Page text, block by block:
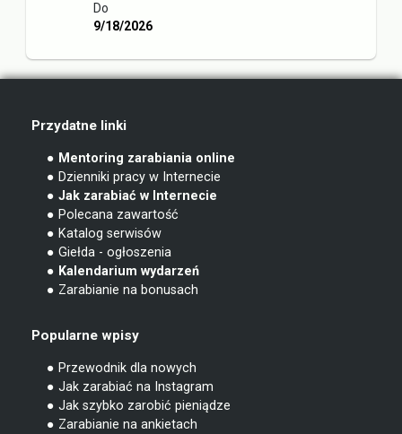
Do
9/18/2026
Przydatne linki
● Mentoring zarabiania online
● Dzienniki pracy w Internecie
● Jak zarabiać w Internecie
● Polecana zawartość
● Katalog serwisów
● Giełda - ogłoszenia
● Kalendarium wydarzeń
● Zarabianie na bonusach
Popularne wpisy
● Przewodnik dla nowych
● Jak zarabiać na Instagram
● Jak szybko zarobić pieniądze
● Zarabianie na ankietach